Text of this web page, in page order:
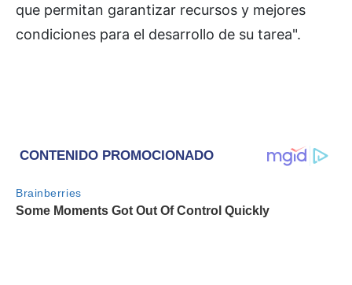
que permitan garantizar recursos y mejores
condiciones para el desarrollo de su tarea".